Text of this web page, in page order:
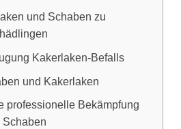
und Schaben zu
Kakerlaken-Befalls
und Kakerlaken
professionelle Bekämpfung